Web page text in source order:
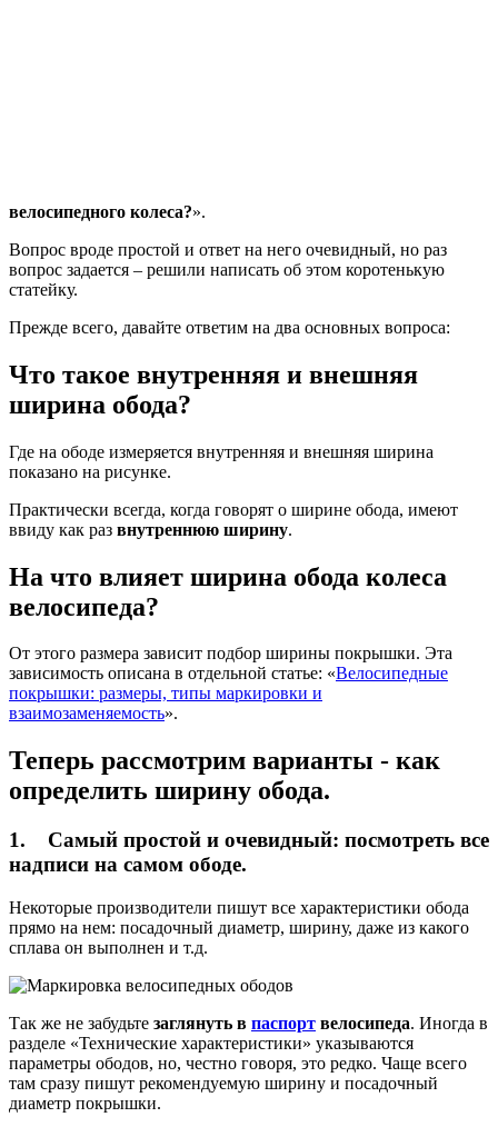
велосипедного колеса?».
Вопрос вроде простой и ответ на него очевидный, но раз
вопрос задается – решили написать об этом коротенькую
статейку.
Прежде всего, давайте ответим на два основных вопроса:
Что такое внутренняя и внешняя
ширина обода?
Где на ободе измеряется внутренняя и внешняя ширина
показано на рисунке.
Практически всегда, когда говорят о ширине обода, имеют
ввиду как раз внутреннюю ширину.
На что влияет ширина обода колеса
велосипеда?
От этого размера зависит подбор ширины покрышки. Эта
зависимость описана в отдельной статье: «Велосипедные
покрышки: размеры, типы маркировки и
взаимозаменяемость».
Теперь рассмотрим варианты - как
определить ширину обода.
1. Самый простой и очевидный: посмотреть все
надписи на самом ободе.
Некоторые производители пишут все характеристики обода
прямо на нем: посадочный диаметр, ширину, даже из какого
сплава он выполнен и т.д.
Так же не забудьте заглянуть в паспорт велосипеда. Иногда в
разделе «Технические характеристики» указываются
параметры ободов, но, честно говоря, это редко. Чаще всего
там сразу пишут рекомендуемую ширину и посадочный
диаметр покрышки.